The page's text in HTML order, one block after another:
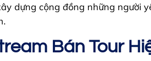
dựng cộng đồng những người
Bán Tour